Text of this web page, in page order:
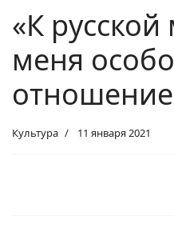
«К
меня
Культура 11 января 2021